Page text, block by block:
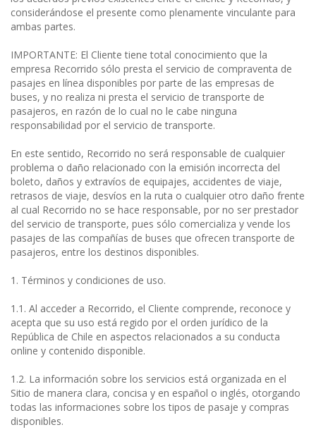
considerándose el presente como plenamente vinculante para
ambas partes.
IMPORTANTE: El Cliente tiene total conocimiento que la
empresa Recorrido sólo presta el servicio de compraventa de
pasajes en línea disponibles por parte de las empresas de
buses, y no realiza ni presta el servicio de transporte de
pasajeros, en razón de lo cual no le cabe ninguna
responsabilidad por el servicio de transporte.
En este sentido, Recorrido no será responsable de cualquier
problema o daño relacionado con la emisión incorrecta del
boleto, daños y extravíos de equipajes, accidentes de viaje,
retrasos de viaje, desvíos en la ruta o cualquier otro daño frente
al cual Recorrido no se hace responsable, por no ser prestador
del servicio de transporte, pues sólo comercializa y vende los
pasajes de las compañías de buses que ofrecen transporte de
pasajeros, entre los destinos disponibles.
1. Términos y condiciones de uso.
1.1. Al acceder a Recorrido, el Cliente comprende, reconoce y
acepta que su uso está regido por el orden jurídico de la
República de Chile en aspectos relacionados a su conducta
online y contenido disponible.
1.2. La información sobre los servicios está organizada en el
Sitio de manera clara, concisa y en español o inglés, otorgando
todas las informaciones sobre los tipos de pasaje y compras
disponibles.